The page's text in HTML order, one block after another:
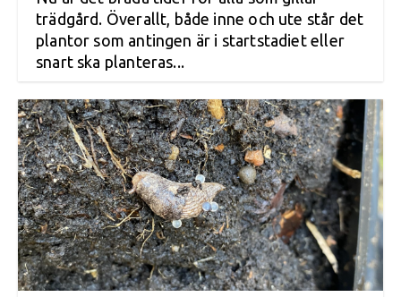
trädgård. Överallt, både inne och ute står det
plantor som antingen är i startstadiet eller
snart ska planteras...